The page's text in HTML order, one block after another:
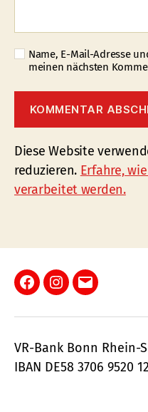
Name, E-Mail-Adresse
meinen nächsten
Diese Website
reduzieren. Erfahre,
verarbeitet werden.
Facebook
Instagram
E-
VR-Bank Bonn Rhein-
IBAN DE58 3706 9520